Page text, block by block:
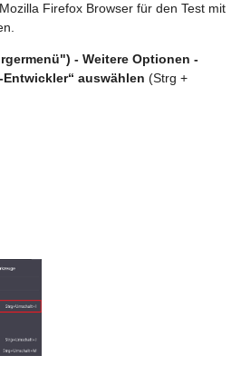
Firefox Browser für den Test mit
- Weitere Optionen -
auswählen (Strg +